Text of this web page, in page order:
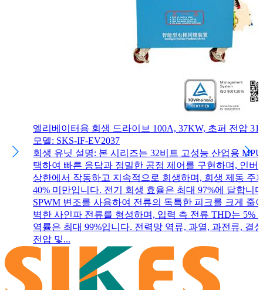
엘리베이터용 회생 드라이브 100A, 37KW, 초퍼 전압
모델: SKS-IF-EV2037
회생 유닛 설명: 본 시리즈는 32비트 고성능 산업용
택하여 빠른 응답과 정밀한 공정 제어를 구현하며, 인버
상한에서 작동하고 지속적으로 회생하며, 회생 제동 주
40% 미만입니다. 전기 회생 효율은 최대 97%에 달합니
SPWM 변조를 사용하여 전류의 독특한 피크를 크게 줄
벽한 사인파 전류를 형성하며, 입력 측 전류 THD는 5%
역률은 최대 99%입니다. 전력망 역류, 과열, 과전류, 결
전압 및...